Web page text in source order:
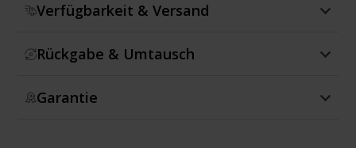
Verfügbarkeit & Versand
Rückgabe & Umtausch
Garantie